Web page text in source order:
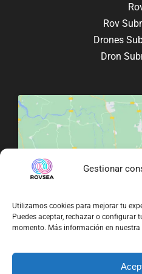
Gestionar
Utilizamos cookies para mejorar tu
Puedes aceptar, rechazar o configurar
momento. Más información en nuestra
Rov
Drones
Dron
Haz clic para aceptar